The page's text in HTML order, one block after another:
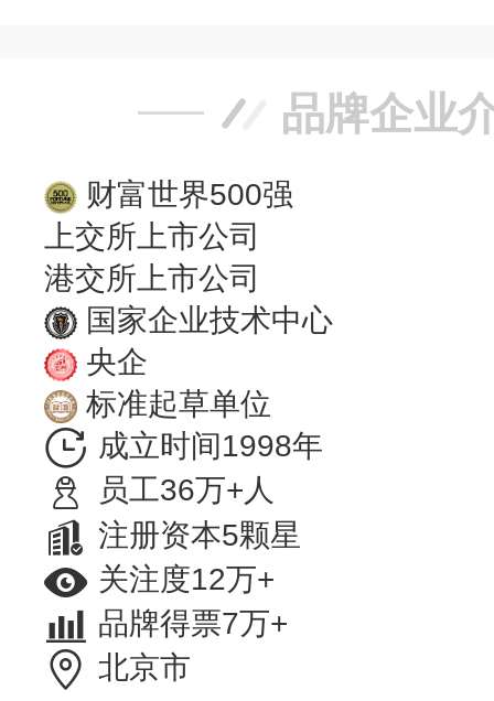
品牌企业
财富世界500强
上交所上市公司
港交所上市公司
国家企业技术中心
央企
标准起草单位
成立时间1998年
员工36万+人
注册资本5颗星
关注度12万+
品牌得票7万+
北京市